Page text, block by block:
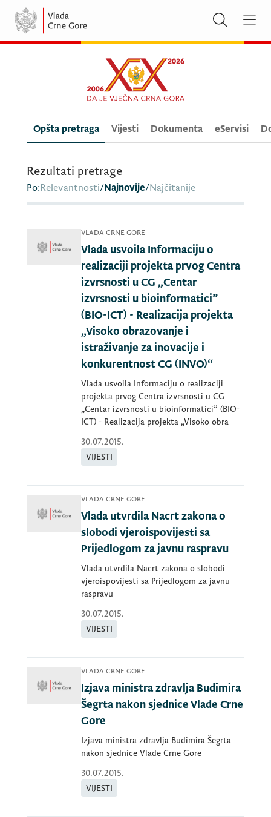
Opšta pretraga Vijesti Dokumenta eServisi
Rezultati pretrage
Po:Relevantnosti/Najnovije/Najčitanije
VLADA CRNE GORE
Vlada usvoila Informaciju o
realizaciji projekta prvog Centra
izvrsnosti u CG „Centar
izvrsnosti u bioinformatici”
(BIO-ICT) - Realizacija projekta
„Visoko obrazovanje i
istraživanje za inovacije i
konkurentnost CG (INVO)“
Vlada usvoila Informaciju o realizaciji
projekta prvog Centra izvrsnosti u CG
„Centar izvrsnosti u bioinformatici” (BIO-
ICT) - Realizacija projekta „Visoko obra
30.07.2015.
VIJESTI
VLADA CRNE GORE
Vlada utvrdila Nacrt zakona o
slobodi vjeroispovijesti sa
Prijedlogom za javnu raspravu
Vlada utvrdila Nacrt zakona o slobodi
vjeroispovijesti sa Prijedlogom za javnu
raspravu
30.07.2015.
VIJESTI
VLADA CRNE GORE
Izjava ministra zdravlja Budimira
Šegrta nakon sjednice Vlade Crne
Gore
Izjava ministra zdravlja Budimira Šegrta
nakon sjednice Vlade Crne Gore
30.07.2015.
VIJESTI